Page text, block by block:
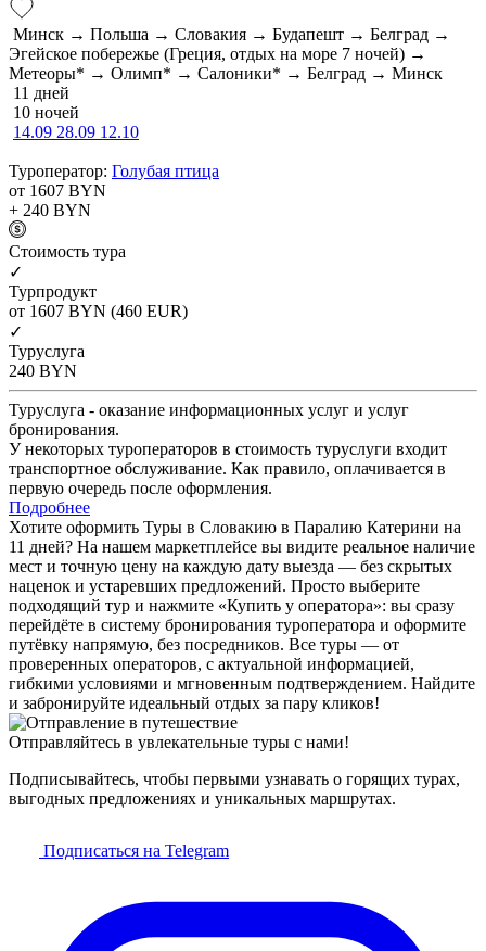
Минск → Польша → Словакия → Будапешт → Белград →
Эгейское побережье (Греция, отдых на море 7 ночей) →
Метеоры* → Олимп* → Салоники* → Белград → Минск
11 дней
10 ночей
14.09 28.09 12.10
Туроператор: Голубая птица
от 1607 BYN
+ 240 BYN
Cтоимость тура
✓
Турпродукт
от 1607 BYN (460 EUR)
✓
Туруслуга
240 BYN
Туруслуга - оказание информационных услуг и услуг
бронирования.
У некоторых туроператоров в стоимость туруслуги входит
транспортное обслуживание. Как правило, оплачивается в
первую очередь после оформления.
Подробнее
Хотите оформить Туры в Словакию в Паралию Катерини на
11 дней? На нашем маркетплейсе вы видите реальное наличие
мест и точную цену на каждую дату выезда — без скрытых
наценок и устаревших предложений. Просто выберите
подходящий тур и нажмите «Купить у оператора»: вы сразу
перейдёте в систему бронирования туроператора и оформите
путёвку напрямую, без посредников. Все туры — от
проверенных операторов, с актуальной информацией,
гибкими условиями и мгновенным подтверждением. Найдите
и забронируйте идеальный отдых за пару кликов!
Отправляйтесь в увлекательные туры с нами!
Подписывайтесь, чтобы первыми узнавать о горящих турах,
выгодных предложениях и уникальных маршрутах.
Подписаться на Telegram